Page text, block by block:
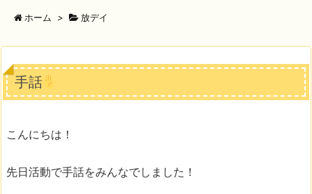
ホーム > 放デイ
手話
こんにちは！
先日活動で手話をみんなでしました！